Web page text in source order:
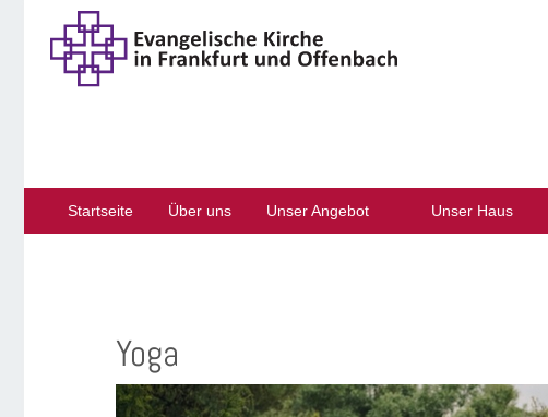
Startseite Über uns Unser Angebot Unser Haus
Yoga